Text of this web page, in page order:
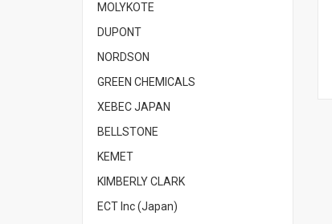
MOLYKOTE
DUPONT
NORDSON
GREEN CHEMICALS
XEBEC JAPAN
BELLSTONE
KEMET
KIMBERLY CLARK
ECT Inc (Japan)